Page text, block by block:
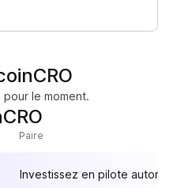
le moment.
Paire
Investissez en pilote